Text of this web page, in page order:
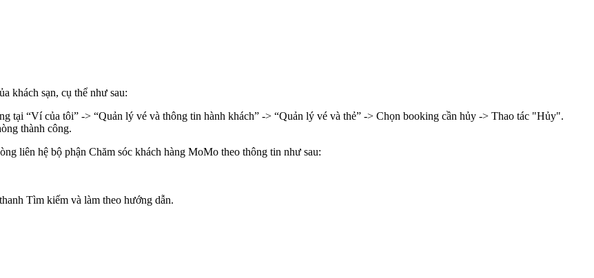
khách sạn, cụ thể như sau:
tại “Ví của tôi” -> “Quản lý vé và thông tin hành khách” -> “Quản lý vé và thẻ” -> Chọn booking cần hủy -> Thao tác "Hủy".
thành công.
liên hệ bộ phận Chăm sóc khách hàng MoMo theo thông tin như sau:
Tìm kiếm và làm theo hướng dẫn.